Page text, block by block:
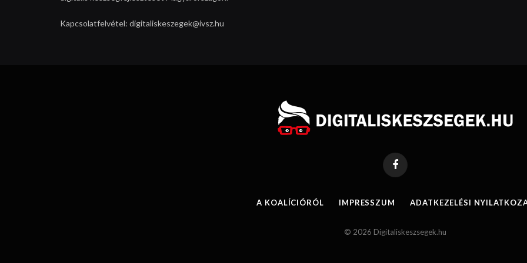
Kapcsolatfelvétel: digitaliskeszegek@ivsz.hu
Facebook
A KOALÍCIÓRÓL IMPRESSZUM ADATKEZELÉSI
© 2026 Digitaliskeszsegek.hu